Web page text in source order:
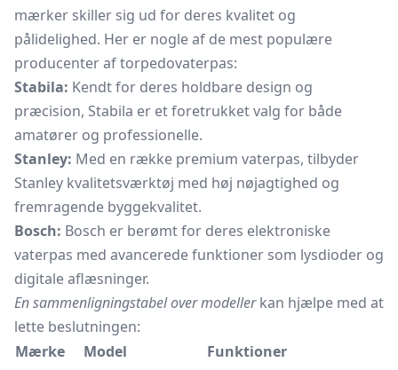
mærker skiller sig ud for deres kvalitet og
pålidelighed. Her er nogle af de mest populære
producenter af torpedovaterpas:
Stabila: Kendt for deres holdbare design og
præcision, Stabila er et foretrukket valg for både
amatører og professionelle.
Stanley: Med en række premium vaterpas, tilbyder
Stanley kvalitetsværktøj med høj nøjagtighed og
fremragende byggekvalitet.
Bosch: Bosch er berømt for deres elektroniske
vaterpas med avancerede funktioner som lysdioder og
digitale aflæsninger.
En sammenligningstabel over modellerkan hjælpe med at
lette beslutningen:
Mærke
Model
Funktioner